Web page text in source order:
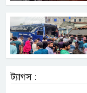
ট্যাগস :